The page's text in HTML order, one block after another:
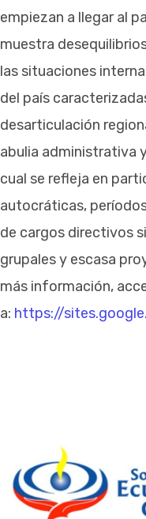
empiezan a llegar al
muestra
las situaciones
del país
desarticulación
abulia administrativa
cual se refleja en
autocráticas,
de cargos directivos
grupales y escasa
más información,
a: https://